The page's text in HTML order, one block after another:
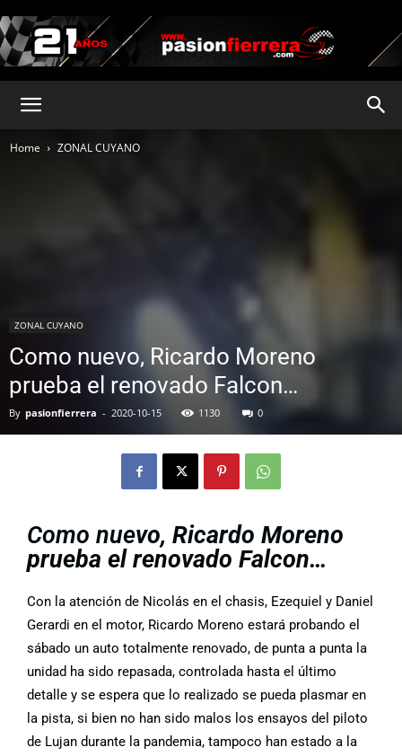
Home ZONAL CUYANO
ZONAL CUYANO
Como nuevo, Ricardo Moreno
prueba el renovado Falcon…
By pasionfierrera - 2020-10-15 1130 0
Como nuevo, Ricardo Moreno
prueba el renovado Falcon…
Con la atención de Nicolás en el chasis, Ezequiel y Daniel
Gerardi en el motor, Ricardo Moreno estará probando el
sábado un auto totalmente renovado, de punta a punta la
unidad ha sido repasada, controlada hasta el último
detalle y se espera que lo realizado se pueda plasmar en
la pista, si bien no han sido malos los ensayos del piloto
de Lujan durante la pandemia, tampoco han estado a la